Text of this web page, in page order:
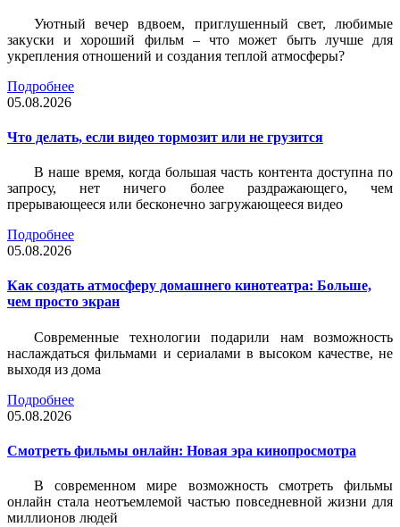
Уютный вечер вдвоем, приглушенный свет, любимые
закуски и хороший фильм – что может быть лучше для
укрепления отношений и создания теплой атмосферы?
Подробнее
05.08.2026
Что делать, если видео тормозит или не грузится
В наше время, когда большая часть контента доступна по
запросу, нет ничего более раздражающего, чем
прерывающееся или бесконечно загружающееся видео
Подробнее
05.08.2026
Как создать атмосферу домашнего кинотеатра: Больше,
чем просто экран
Современные технологии подарили нам возможность
наслаждаться фильмами и сериалами в высоком качестве, не
выходя из дома
Подробнее
05.08.2026
Смотреть фильмы онлайн: Новая эра кинопросмотра
В современном мире возможность смотреть фильмы
онлайн стала неотъемлемой частью повседневной жизни для
миллионов людей